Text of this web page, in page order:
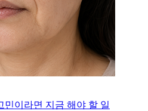
민이라면 지금 해야 할 일